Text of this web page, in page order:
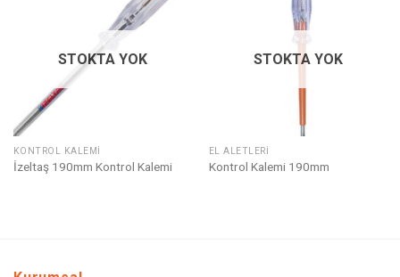
Listeme
STOKTA YOK
KONTROL KALEMI
İzeltaş 190mm Kontrol Kalemi
STOKTA YOK
EL ALETLERI
Kontrol Kalemi 190mm